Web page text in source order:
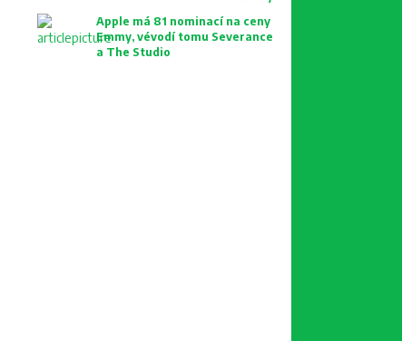
Apple má 81 nominací na ceny
Emmy, vévodí tomu Severance
a The Studio